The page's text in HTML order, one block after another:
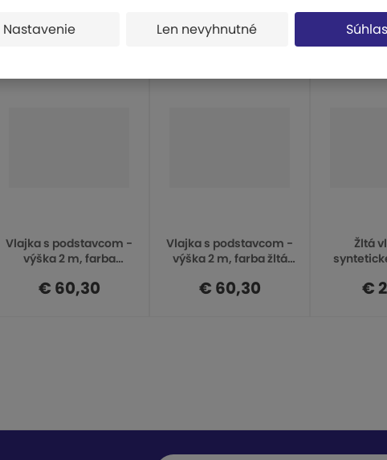
Nastavenie Len nevyhnutné
Súvisiace
Vlajka s podstavcom -
výška 2 m, farba
€ 60,30
Vlajka s podstavcom -
výška 2 m, farba žltá
€ 60,30
Žltá
rúrka
€